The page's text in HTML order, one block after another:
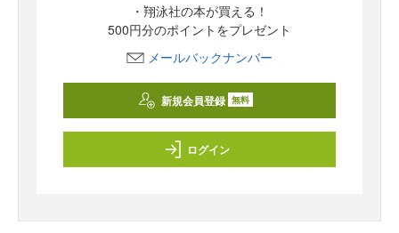
・翔泳社の本が買える！
500円分のポイントをプレゼント
メールバックナンバー
新規会員登録 無料
ログイン